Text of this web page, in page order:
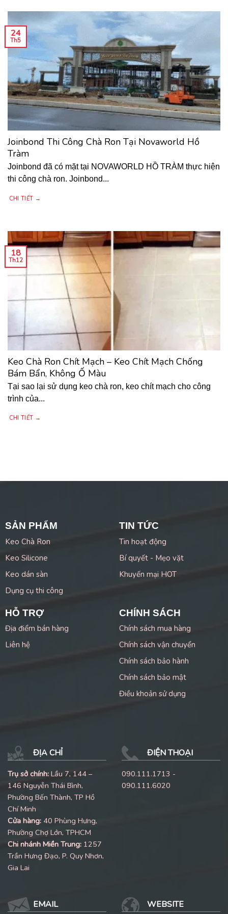
Joinbond Thi Công Chà Ron Tại Novaworld Hồ
Tràm
Joinbond đã có mặt tại NOVAWORLD HỒ TRÀM thực hiện
thi công chà ron. Joinbond...
CHI TIẾT →
24
Th5
Keo Chà Ron Chít Mạch – Keo Chít Mạch Chống
Bám Bẩn, Không Ố Màu
Tại sao lại sử dụng keo chà ron, keo chít mạch cho công
trình của...
CHI TIẾT →
18
Th12
SẢN PHẨM
Keo Chà Ron
Keo Silicone
Keo dán sàn
Dụng cụ thi công
TIN TỨC
Tin hoạt động
Bí quyết - Mẹo vặt
Khuyến mại HOT
HỖ TRỢ
Địa điểm bán hàng
Liên hệ
CHÍNH SÁCH
Chính sách mua hàng
Chính sách vận chuyển
Chính sách bảo hành
Chính sách bảo mật
Điều khoản sử dụng
ĐỊA CHỈ
Trụ sở chính: Lầu 7, 144 –
146 Nguyễn Thái Bình,
Phường Bến Thành, TP Hồ
Chí Minh
Cửa hàng: 40 Phùng Hưng,
Phường Chợ Lớn, TPHCM
Chi nhánh Miền Trung: 1257
Trần Hưng Đạo, P. Quy Nhơn,
Gia Lai
ĐIỆN THOẠI
090.111.1713 -
090.111.6020
EMAIL WEBSITE